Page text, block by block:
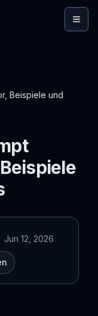
Beispiele und
Jun 12, 2026